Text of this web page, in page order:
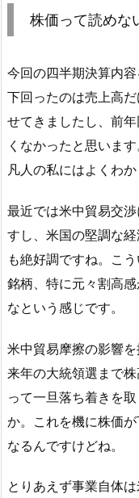
株価って読めな
今回の四半期決算内
下回ったのは売上高
せてきましたし、前
くなかったと思いま
凡人の私にはよくわか
最近では米中貿易交
すし、米国の堅調な
も絶好調ですね。こ
銘柄、特に元々割高
なという感じです。
米中貿易摩擦の影響
来年の大統領選まで
って一旦落ち着きを
か。これを機に株価
なるんですけどね。
とりあえず事業自体